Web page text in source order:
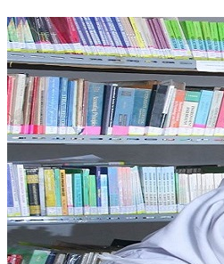
PERPUSTAKAAN